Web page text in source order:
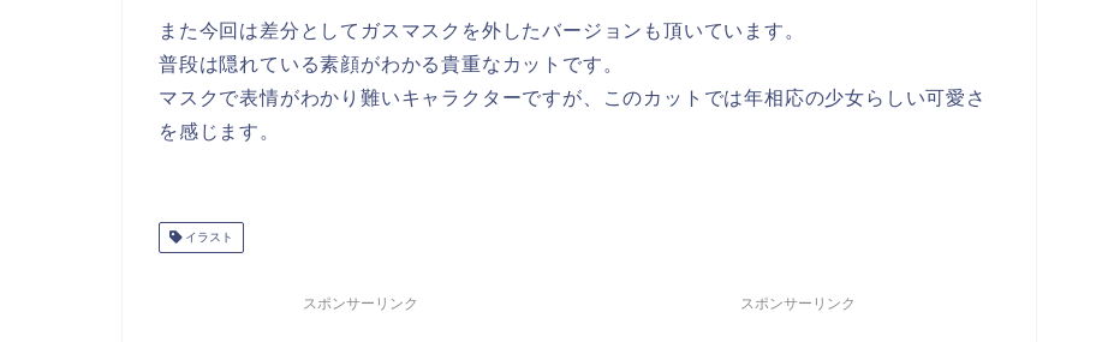
また今回は差分としてガスマスクを外したバージョンも頂いています。
普段は隠れている素顔がわかる貴重なカットです。
マスクで表情がわかり難いキャラクターですが、このカットでは年相応の少女らしい可愛さ
を感じます。
イラスト
スポンサーリンク スポンサーリンク